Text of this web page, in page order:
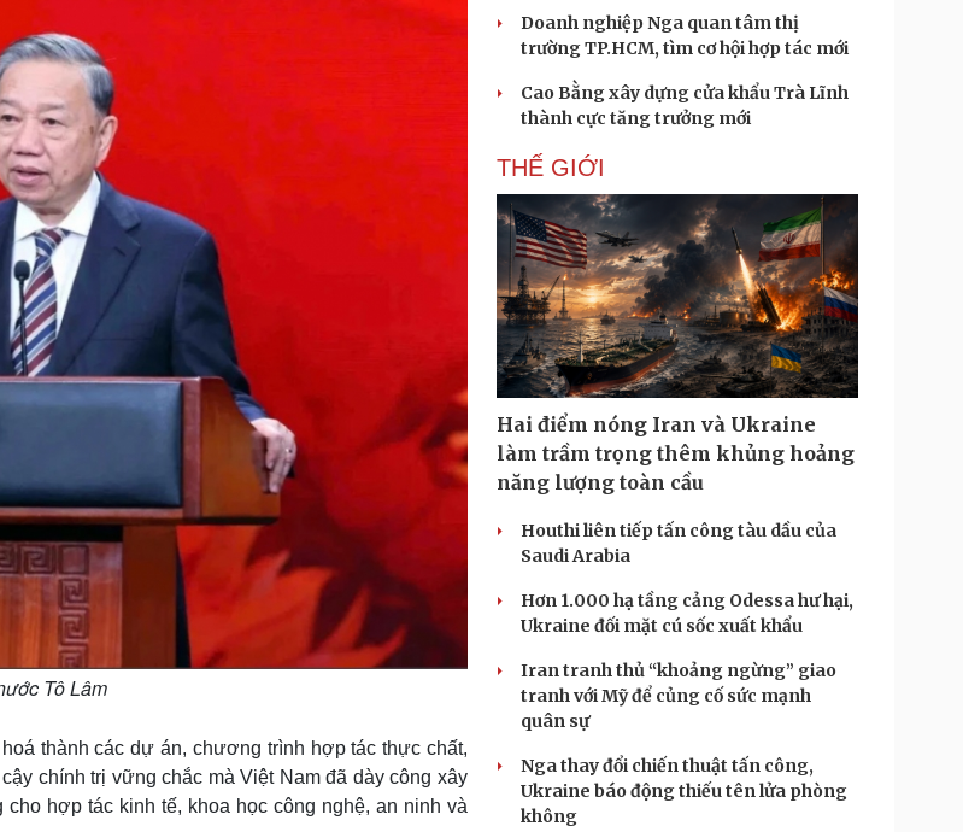
Tô Lâm
thành các dự án, chương trình hợp tác thực chất,
chính trị vững chắc mà Việt Nam đã dày công xây
hợp tác kinh tế, khoa học công nghệ, an ninh và
Doanh nghiệp Nga quan tâm thị
trường TP.HCM, tìm cơ hội hợp tác mới
Cao Bằng xây dựng cửa khẩu Trà Lĩnh
thành cực tăng trưởng mới
THẾ GIỚI
Hai điểm nóng Iran và Ukraine
làm trầm trọng thêm khủng hoảng
năng lượng toàn cầu
Houthi liên tiếp tấn công tàu dầu của
Saudi Arabia
Hơn 1.000 hạ tầng cảng Odessa hư hại,
Ukraine đối mặt cú sốc xuất khẩu
Iran tranh thủ “khoảng ngừng” giao
tranh với Mỹ để củng cố sức mạnh
quân sự
Nga thay đổi chiến thuật tấn công,
Ukraine báo động thiếu tên lửa phòng
không